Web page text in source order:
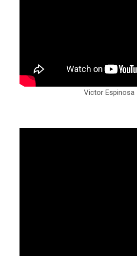
Victor Espinosa